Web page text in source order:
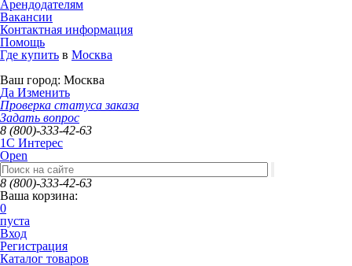
Арендодателям
Вакансии
Контактная информация
Помощь
Где купить в Москва
Ваш город: Москва
Да Изменить
Проверка статуса заказа
Задать вопрос
8 (800)-333-42-63
1C Интерес
Open
8 (800)-333-42-63
Ваша корзина:
0
пуста
Вход
Регистрация
Каталог товаров